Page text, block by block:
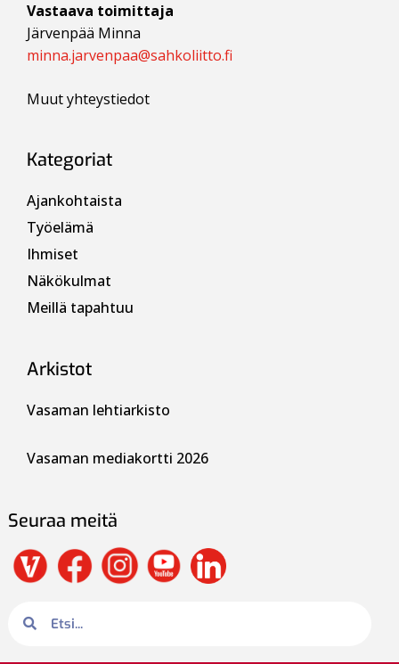
Vastaava toimittaja
Järvenpää Minna
minna.jarvenpaa@sahkoliitto.fi
Muut yhteystiedot
Kategoriat
Ajankohtaista
Työelämä
Ihmiset
Näkökulmat
Meillä tapahtuu
Arkistot
Vasaman lehtiarkisto
Vasaman mediakortti 2026
Seuraa meitä